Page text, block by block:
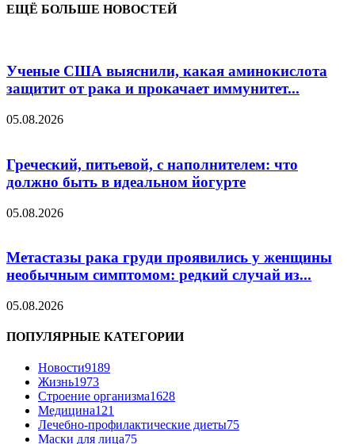
ЕЩЁ БОЛЬШЕ НОВОСТЕЙ
Ученые США выяснили, какая аминокислота
защитит от рака и прокачает иммунитет...
05.08.2026
Греческий, питьевой, с наполнителем: что
должно быть в идеальном йогурте
05.08.2026
Метастазы рака груди проявились у женщины
необычным симптомом: редкий случай из...
05.08.2026
ПОПУЛЯРНЫЕ КАТЕГОРИИ
Новости9189
Жизнь1973
Строение организма1628
Медицина121
Лечебно-профилактические диеты75
Маски для лица75